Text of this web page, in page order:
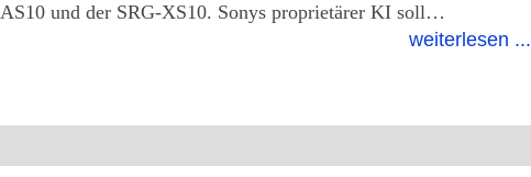
und der SRG-XS10. Sonys proprietärer KI soll…
weiterlesen ...